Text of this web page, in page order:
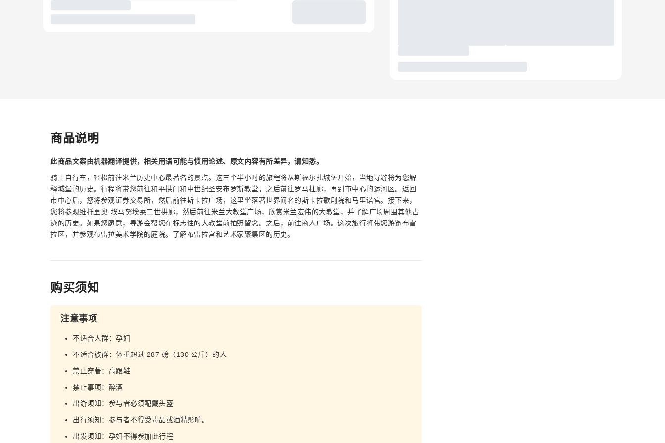
商品说明
此商品文案由机器翻译提供，相关用语可能与惯用论述、原文内容有所差异，请知悉。
骑上自行车，轻松前往米兰历史中心最著名的景点。这三个半小时的旅程将从斯福尔扎城堡开始，当地导游将为您解
释城堡的历史。行程将带您前往和平拱门和中世纪圣安布罗斯教堂，之后前往罗马柱廊，再到市中心的运河区。返回
市中心后，您将参观证券交易所，然后前往斯卡拉广场，这里坐落著世界闻名的斯卡拉歌剧院和马里诺宫。接下来，
您将参观维托里奥·埃马努埃莱二世拱廊，然后前往米兰大教堂广场，欣赏米兰宏伟的大教堂，并了解广场周围其他古
迹的历史。如果您愿意，导游会帮您在标志性的大教堂前拍照留念。之后，前往商人广场。这次旅行将带您游览布雷
拉区，并参观布雷拉美术学院的庭院。了解布雷拉宫和艺术家聚集区的历史。
购买须知
注意事项
不适合人群：孕妇
不适合族群：体重超过 287 磅（130 公斤）的人
禁止穿著：高跟鞋
禁止事项：醉酒
出游须知：参与者必须配戴头盔
出行须知：参与者不得受毒品或酒精影响。
出发须知：孕妇不得参加此行程